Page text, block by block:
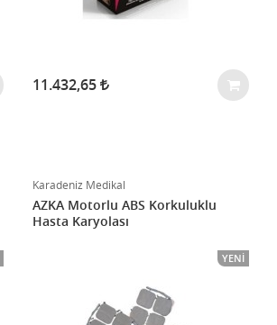
11.432,65
Karadeniz Medikal
AZKA Motorlu ABS Korkuluklu
Hasta Karyolası
YENI